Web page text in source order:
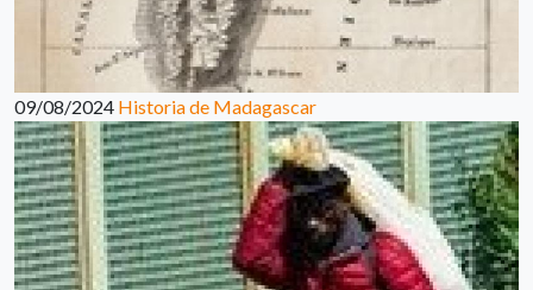
09/08/2024 Historia de Madagascar